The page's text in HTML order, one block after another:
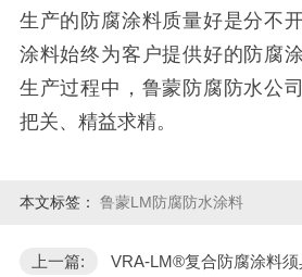
生产的防腐涂料质量好是分不
涂料始终为客户提供好的防腐
生产过程中，鲁蒙防腐防水公
把关、精益求精。
本文标签： 鲁蒙LM防腐防水涂料
上一篇:
VRA-LM®复合防腐涂料